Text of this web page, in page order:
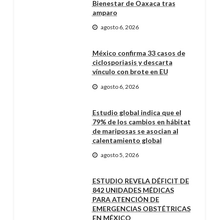
Bienestar de Oaxaca tras
amparo
agosto 6, 2026
México confirma 33 casos de
ciclosporiasis y descarta
vínculo con brote en EU
agosto 6, 2026
Estudio global indica que el
79% de los cambios en hábitat
de mariposas se asocian al
calentamiento global
agosto 5, 2026
ESTUDIO REVELA DÉFICIT DE
842 UNIDADES MÉDICAS
PARA ATENCIÓN DE
EMERGENCIAS OBSTÉTRICAS
EN MÉXICO